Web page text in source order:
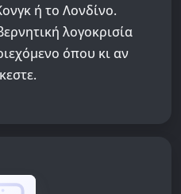
ή το Λονδίνο.
λογοκρισία
όπου κι αν